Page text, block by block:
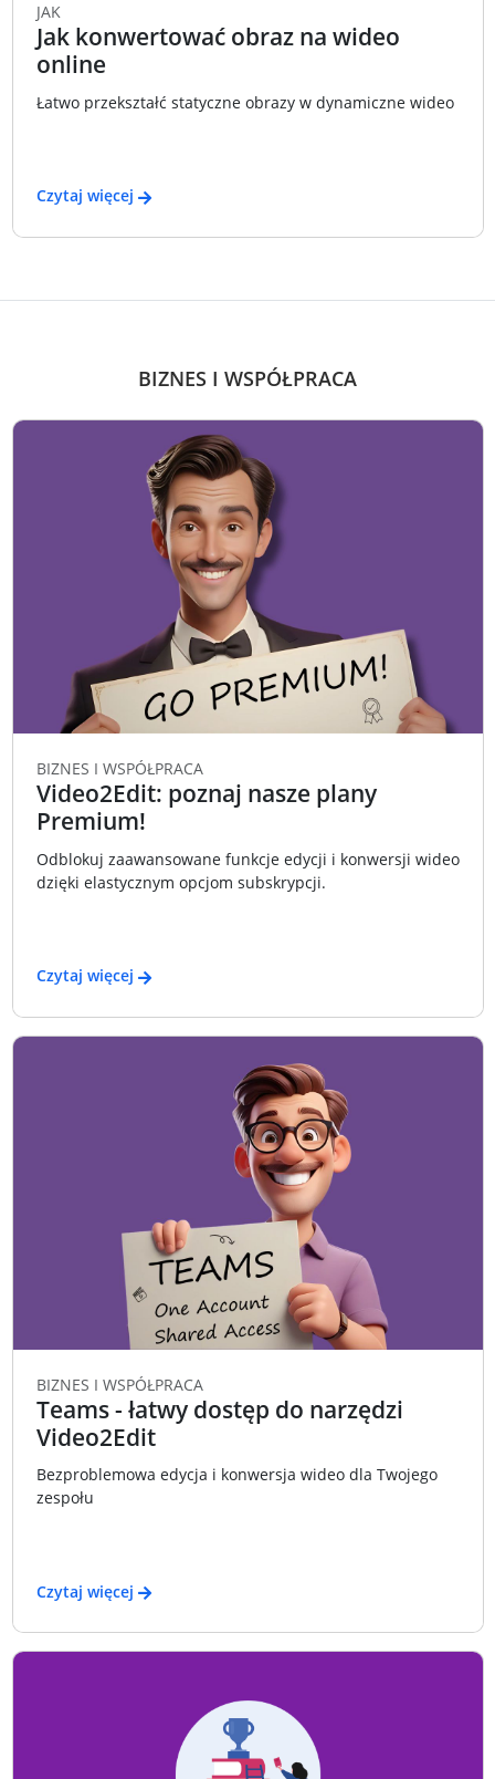
JAK
Jak konwertować obraz na wideo
online
Łatwo przekształć statyczne obrazy w dynamiczne wideo
Czytaj więcej
BIZNES I WSPÓŁPRACA
BIZNES I WSPÓŁPRACA
Video2Edit: poznaj nasze plany
Premium!
Odblokuj zaawansowane funkcje edycji i konwersji wideo
dzięki elastycznym opcjom subskrypcji.
Czytaj więcej
BIZNES I WSPÓŁPRACA
Teams - łatwy dostęp do narzędzi
Video2Edit
Bezproblemowa edycja i konwersja wideo dla Twojego
zespołu
Czytaj więcej